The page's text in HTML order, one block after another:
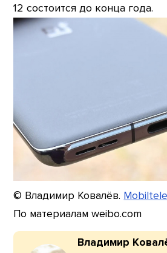
12 состоится до конца года.
© Владимир Ковалёв.
По материалам weibo.com
Владимир